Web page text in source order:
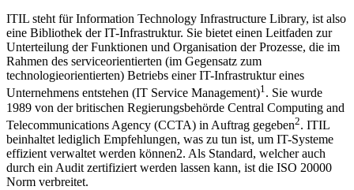
ITIL steht für Information Technology Infrastructure Library, ist also
eine Bibliothek der IT-Infrastruktur. Sie bietet einen Leitfaden zur
Unterteilung der Funktionen und Organisation der Prozesse, die im
Rahmen des serviceorientierten (im Gegensatz zum
technologieorientierten) Betriebs einer IT-Infrastruktur eines
Unternehmens entstehen (IT Service Management)1. Sie wurde
1989 von der britischen Regierungsbehörde Central Computing and
Telecommunications Agency (CCTA) in Auftrag gegeben2. ITIL
beinhaltet lediglich Empfehlungen, was zu tun ist, um IT-Systeme
effizient verwaltet werden können2. Als Standard, welcher auch
durch ein Audit zertifiziert werden lassen kann, ist die ISO 20000
Norm verbreitet.